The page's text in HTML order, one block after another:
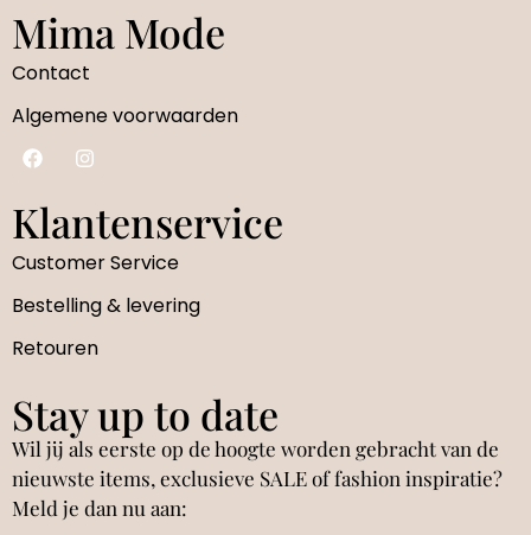
Mima Mode
Contact
Algemene voorwaarden
Klantenservice
Customer Service
Bestelling & levering
Retouren
Stay up to date
Wil jij als eerste op de hoogte worden gebracht van de
nieuwste items, exclusieve SALE of fashion inspiratie?
Meld je dan nu aan: